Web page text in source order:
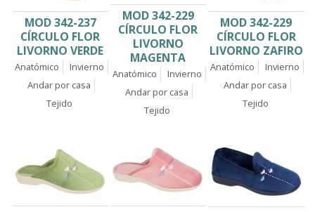
MOD 342-237
CÍRCULO FLOR
LIVORNO VERDE
Anatómico
Invierno
Andar por casa
Tejido
MOD 342-229
CÍRCULO FLOR
LIVORNO
MAGENTA
Anatómico
Invierno
Andar por casa
Tejido
MOD 342-229
CÍRCULO FLOR
LIVORNO ZAFIRO
Anatómico
Invierno
Andar por casa
Tejido